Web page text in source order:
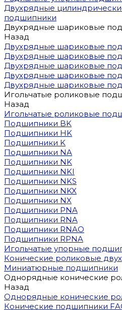
Двухрядные
подшипники
Двухрядные шариковые
Назад
Двухрядные шариковые
Двухрядные шариковые
Двухрядные шариковые
Двухрядные шариковые
Двухрядные шариковые
Игольчатые роликовые
Назад
Игольчатые роликовые
Подшипники BK
Подшипники HK
Подшипники K
Подшипники NA
Подшипники NK
Подшипники NKI
Подшипники NKS
Подшипники NKX
Подшипники NX
Подшипники PNA
Подшипники RNA
Подшипники RNAO
Подшипники RPNA
Игольчатые упорные
Конические роликовые
Миниатюрные подшипники
Однорядные конические
Назад
Однорядные конические
Конические подшипники